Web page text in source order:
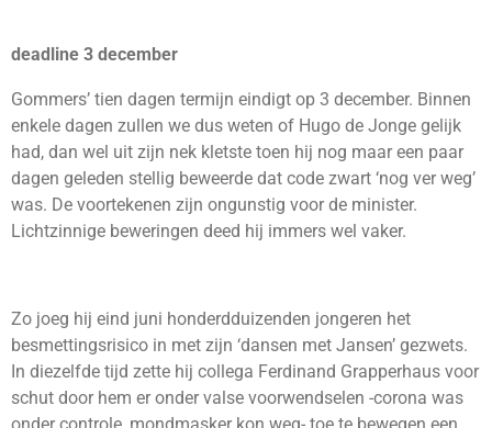
deadline 3 december
Gommers’ tien dagen termijn eindigt op 3 december. Binnen
enkele dagen zullen we dus weten of Hugo de Jonge gelijk
had, dan wel uit zijn nek kletste toen hij nog maar een paar
dagen geleden stellig beweerde dat code zwart ‘nog ver weg’
was. De voortekenen zijn ongunstig voor de minister.
Lichtzinnige beweringen deed hij immers wel vaker.
Zo joeg hij eind juni honderdduizenden jongeren het
besmettingsrisico in met zijn ‘dansen met Jansen’ gezwets.
In diezelfde tijd zette hij collega Ferdinand Grapperhaus voor
schut door hem er onder valse voorwendselen -corona was